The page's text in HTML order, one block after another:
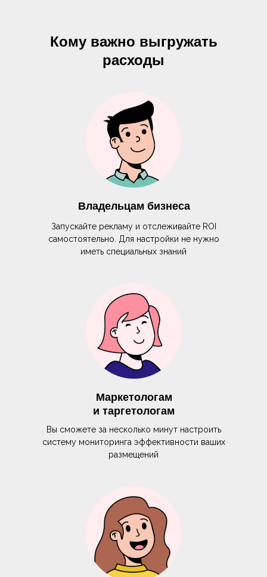
Кому важно выгружать
расходы
Владельцам бизнеса
Запускайте рекламу и отслеживайте ROI
самостоятельно. Для настройки не нужно
иметь специальных знаний
Маркетологам
и таргетологам
Вы сможете за несколько минут настроить
систему мониторинга эффективности ваших
размещений